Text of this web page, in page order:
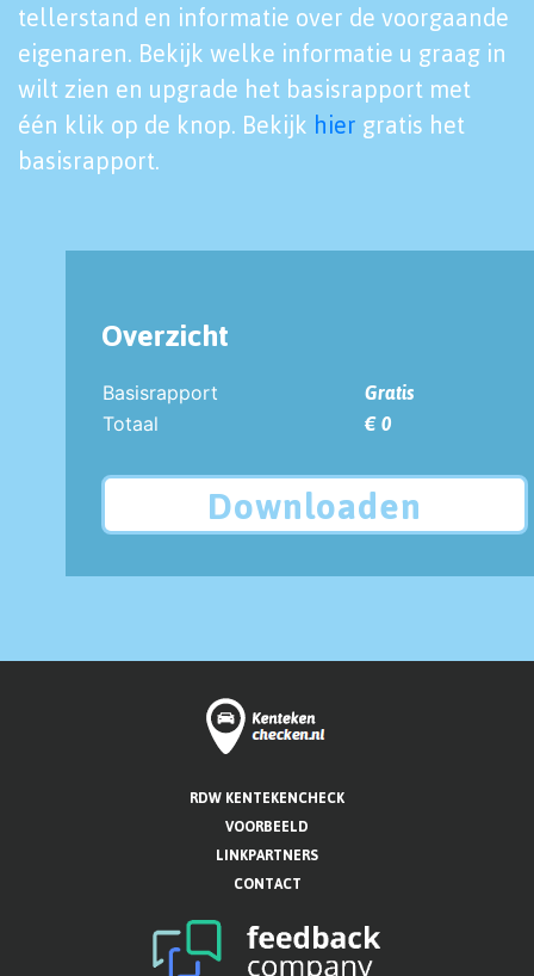
tellerstand en informatie over de voorgaande
eigenaren. Bekijk welke informatie u graag in
wilt zien en upgrade het basisrapport met
één klik op de knop. Bekijk hier gratis het
basisrapport.
Overzicht
Basisrapport
Gratis
Totaal
€ 0
Downloaden
RDW KENTEKENCHECK
VOORBEELD
LINKPARTNERS
CONTACT